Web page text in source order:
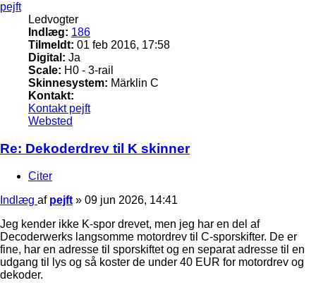
pejft
Ledvogter
Indlæg: 186
Tilmeldt: 01 feb 2016, 17:58
Digital: Ja
Scale: H0 - 3-rail
Skinnesystem: Märklin C
Kontakt:
Kontakt pejft
Websted
Re: Dekoderdrev til K skinner
Citer
Indlæg af pejft » 09 jun 2026, 14:41
Jeg kender ikke K-spor drevet, men jeg har en del af
Decoderwerks langsomme motordrev til C-sporskifter. De er
fine, har en adresse til sporskiftet og en separat adresse til en
udgang til lys og så koster de under 40 EUR for motordrev og
dekoder.